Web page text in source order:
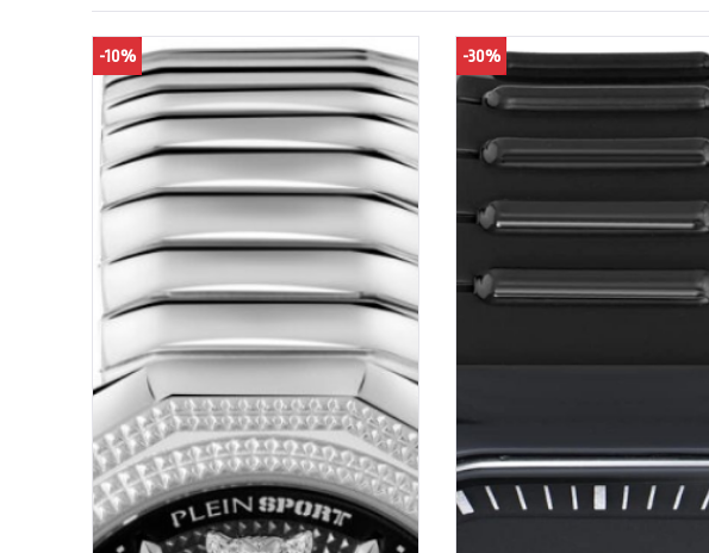
-10% -30%